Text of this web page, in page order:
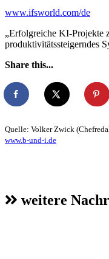
www.ifsworld.com/de
„Erfolgreiche KI-Projekte
produktivitätssteigerndes
Share this...
Quelle: Volker Zwick
www.b-und-i.de
weitere